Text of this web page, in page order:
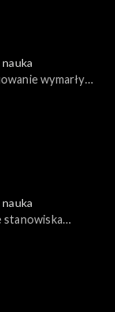
wymarłych
stanowiska